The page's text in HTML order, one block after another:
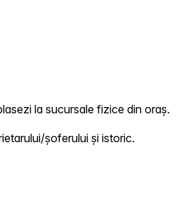
la sucursale fizice din oraș.
șoferului și istoric.